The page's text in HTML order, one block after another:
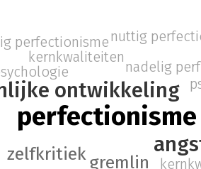
perfectionisme
ontwikkeling
gremlin
zelfkritiek
kernkwaliteiten
nadelig
perfectionismenuttig